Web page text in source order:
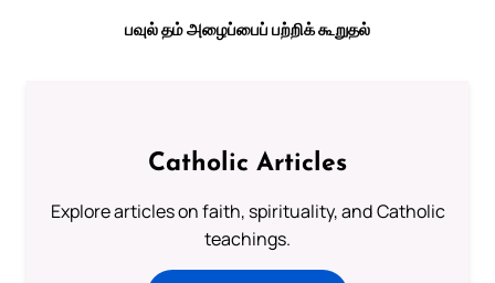
பவுல் தம் அழைப்பைப் பற்றிக் கூறுதல்
Catholic Articles
Explore articles on faith, spirituality, and Catholic
teachings.